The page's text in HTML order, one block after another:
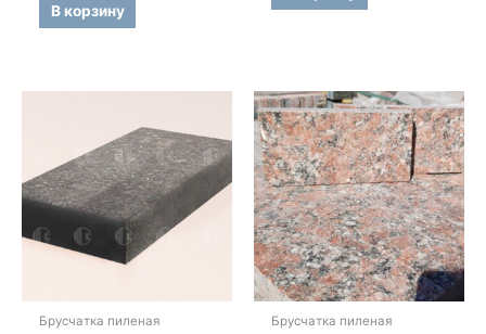
В корзину
Брусчатка пиленая Брусчатка пиленая